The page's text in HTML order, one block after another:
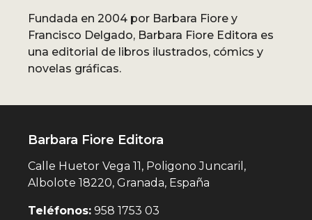
Fundada en 2004 por Barbara Fiore y
Francisco Delgado, Barbara Fiore Editora es
una editorial de libros ilustrados, cómics y
novelas gráficas.
Barbara Fiore Editora
Calle Huetor Vega 11, Poligono Juncaril,
Albolote 18220, Granada, España
Teléfonos: 958 1753 03